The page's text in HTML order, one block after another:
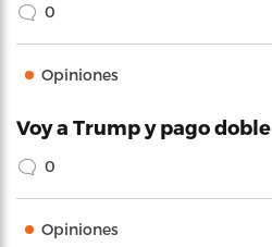
0
Opiniones
Voy a Trump y pago doble
0
Opiniones